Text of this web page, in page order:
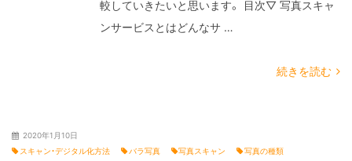
較していきたいと思います。 目次▽ 写真スキャ
ンサービスとはどんなサ …
続きを読む
2020年1月10日
スキャン・デジタル化方法
バラ写真 写真スキャン 写真の種類